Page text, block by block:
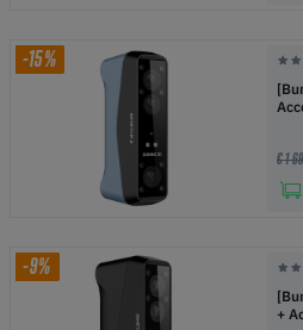
-15%
€ 1
-9%
+